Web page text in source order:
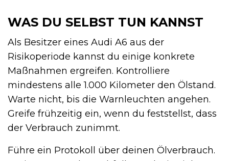
WAS DU SELBST TUN KANNST
Als Besitzer eines Audi A6 aus der
Risikoperiode kannst du einige konkrete
Maßnahmen ergreifen. Kontrolliere
mindestens alle 1.000 Kilometer den Ölstand.
Warte nicht, bis die Warnleuchten angehen.
Greife frühzeitig ein, wenn du feststellst, dass
der Verbrauch zunimmt.
Führe ein Protokoll über deinen Ölverbrauch.